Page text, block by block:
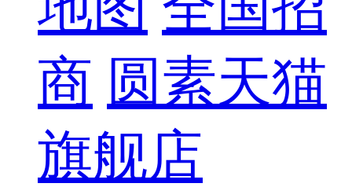
商 圆素天猫
旗舰店